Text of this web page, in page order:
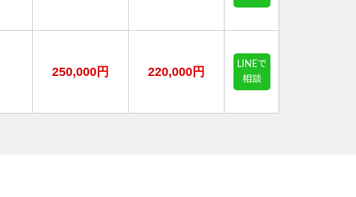
250,000円 220,000円
LINEで
相談